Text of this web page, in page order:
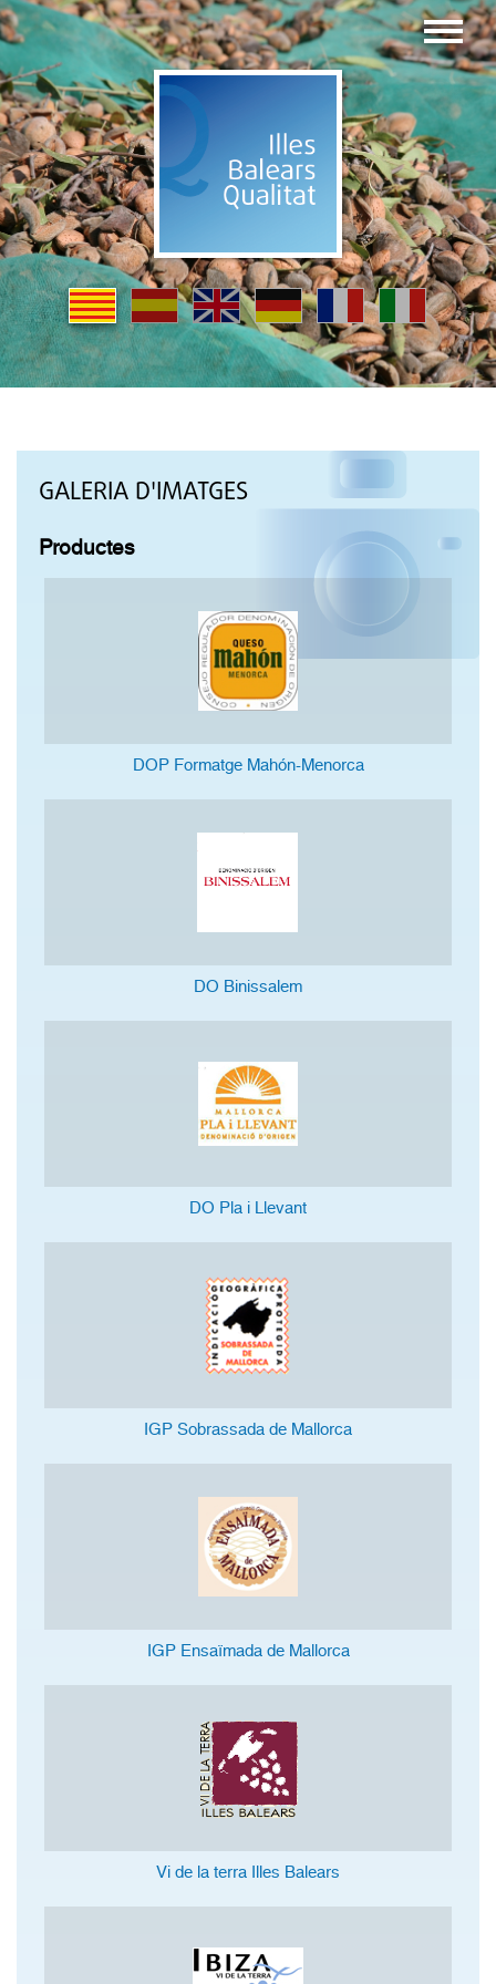
GALERIA D'IMATGES
Productes
DOP Formatge Mahón-Menorca
DO Binissalem
DO Pla i Llevant
IGP Sobrassada de Mallorca
IGP Ensaïmada de Mallorca
Vi de la terra Illes Balears